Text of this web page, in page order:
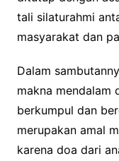
tali silaturahmi
masyarakat dan
Dalam
makna mendalam
berkumpul dan
merupakan amal
karena doa dari